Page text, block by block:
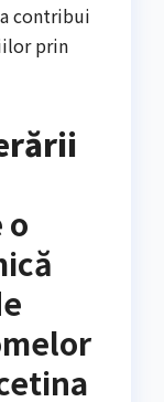
contribui
prin
o